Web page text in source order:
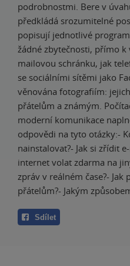
podrobnostmi. Bere v
předkládá srozumitelné
popisují jednotlivé
žádné zbytečnosti, přímo k
mailovou schránku, jak
se sociálními sítěmi jako
věnována fotografiím:
přátelům a známým.
moderní komunikace
odpovědi na tyto otázky:-
nainstalovat?- Jak si zřídit
internet volat zdarma na
zpráv v reálném čase?-
přátelům?- Jakým
Sdílet